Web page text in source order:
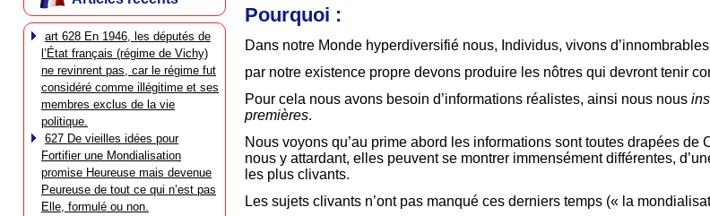
art 628 En 1946, les députés de
l’État français (régime de Vichy)
ne revinrent pas, car le régime fut
considéré comme illégitime et ses
membres exclus de la vie
politique.
627 De vieilles idées pour
Fortifier une Mondialisation
promise Heureuse mais devenue
Peureuse de tout ce qui n’est pas
Elle, formulé ou non.
Pourquoi :
Dans notre Monde hyperdiversifié nous, Individus, vivons
par notre existence propre devons produire les nôtres qui devront tenir
Pour cela nous avons besoin d’informations réalistes, ainsi nous nous
premières.
Nous voyons qu’au prime abord les informations sont toutes drapées
nous y attardant, elles peuvent se montrer immensément différentes,
les plus clivants.
Les sujets clivants n’ont pas manqué ces derniers temps (« la